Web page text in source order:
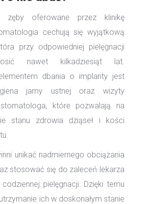
zęby oferowane przez klinikę
cechują się wyjątkową
przy odpowiedniej pielęgnacji
nawet kilkadziesiąt lat.
dbania o implanty jest
jamy ustnej oraz wizyty
które pozwalają na
stanu zdrowia dziąseł i kości
unikać nadmiernego obciążania
stosować się do zaleceń lekarza
pielęgnacji. Dzięki temu
ich w doskonałym stanie